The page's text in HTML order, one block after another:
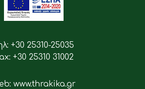
+30 25310-25035
+30 25310 31002
www.thrakika.gr